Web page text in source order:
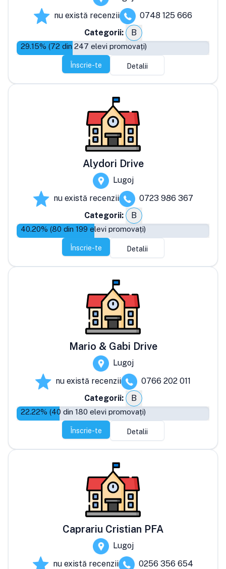
nu există recenzii
0748 125 666
Categorii:
B
29.15% (72 din 247 elevi promovați)
Înscrie-te Detalii
Alydori Drive
Lugoj
nu există recenzii
0723 986 367
Categorii:
B
40.20% (80 din 199 elevi promovați)
Înscrie-te Detalii
Mario & Gabi Drive
Lugoj
nu există recenzii
0766 202 011
Categorii:
B
22.22% (40 din 180 elevi promovați)
Înscrie-te Detalii
Caprariu Cristian PFA
Lugoj
nu există recenzii
0256 356 654